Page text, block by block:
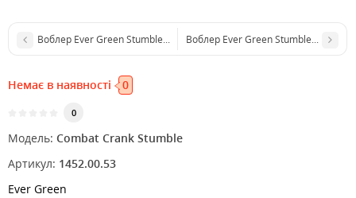
Воблер Ever Green Stumble 5cm 8.8 g #50Воблер Ever Green Stumble 5cm 8.8
Немає в наявності 0
0
Модель: Combat Crank Stumble
Артикул: 1452.00.53
Ever Green